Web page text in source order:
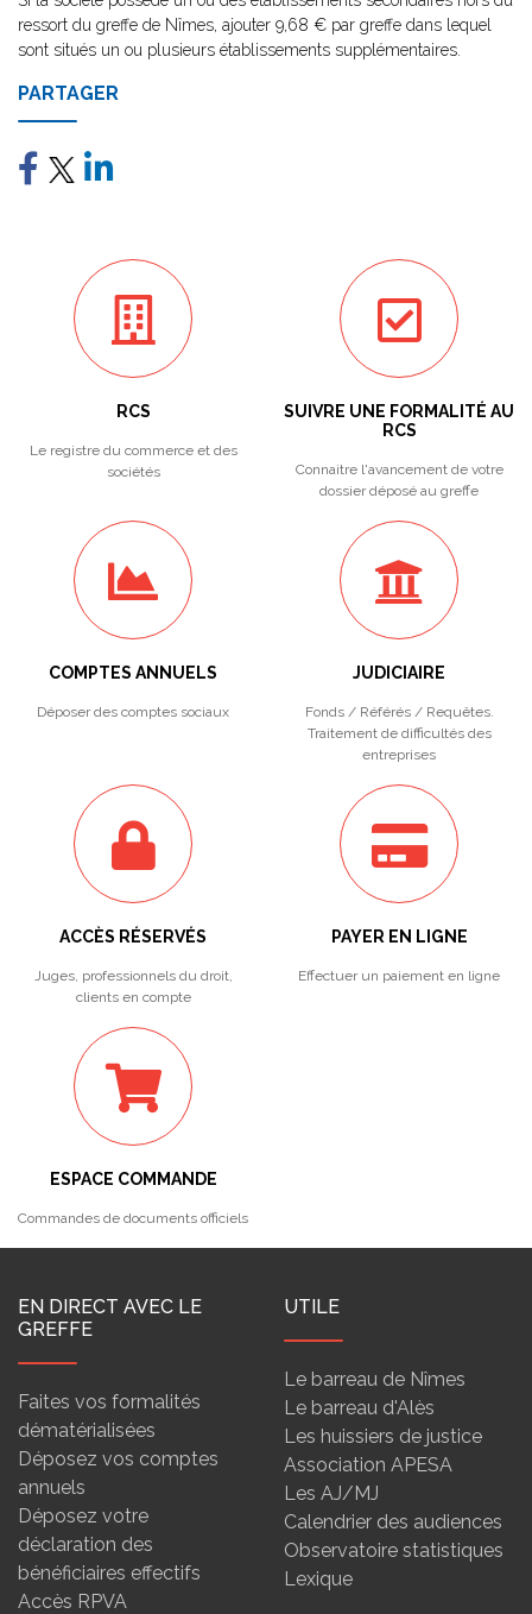
ressort du greffe de Nîmes, ajouter 9,68 € par greffe dans lequel
sont situés un ou plusieurs établissements supplémentaires.
PARTAGER
RCS
Le registre du commerce et des
sociétés
SUIVRE UNE FORMALITÉ AU
RCS
Connaitre l'avancement de votre
dossier déposé au greffe
COMPTES ANNUELS
Déposer des comptes sociaux
JUDICIAIRE
Fonds / Référés / Requêtes.
Traitement de difficultés des
entreprises
ACCÈS RÉSERVÉS
Juges, professionnels du droit,
clients en compte
PAYER EN LIGNE
Effectuer un paiement en ligne
ESPACE COMMANDE
Commandes de documents officiels
EN DIRECT AVEC LE
GREFFE
Faites vos formalités
dématérialisées
Déposez vos comptes
annuels
Déposez votre
déclaration des
bénéficiaires effectifs
Accès RPVA
UTILE
Le barreau de Nîmes
Le barreau d'Alès
Les huissiers de justice
Association APESA
Les AJ/MJ
Calendrier des audiences
Observatoire statistiques
Lexique